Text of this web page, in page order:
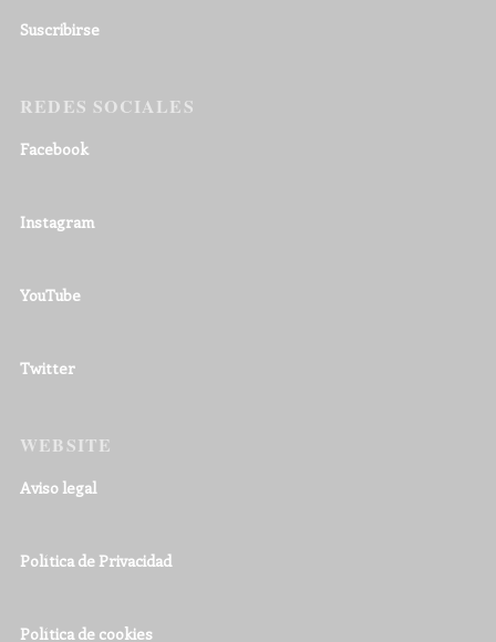
Suscribirse
REDES SOCIALES
Facebook
Instagram
YouTube
Twitter
WEBSITE
Aviso legal
Política de Privacidad
Política de cookies